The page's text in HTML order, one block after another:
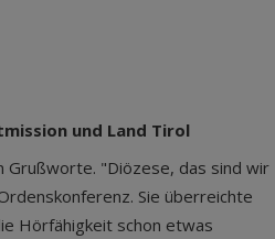
und Land Tirol
Grußworte. "Diözese, das sind wir
Sie überreichte
Hörfähigkeit schon etwas